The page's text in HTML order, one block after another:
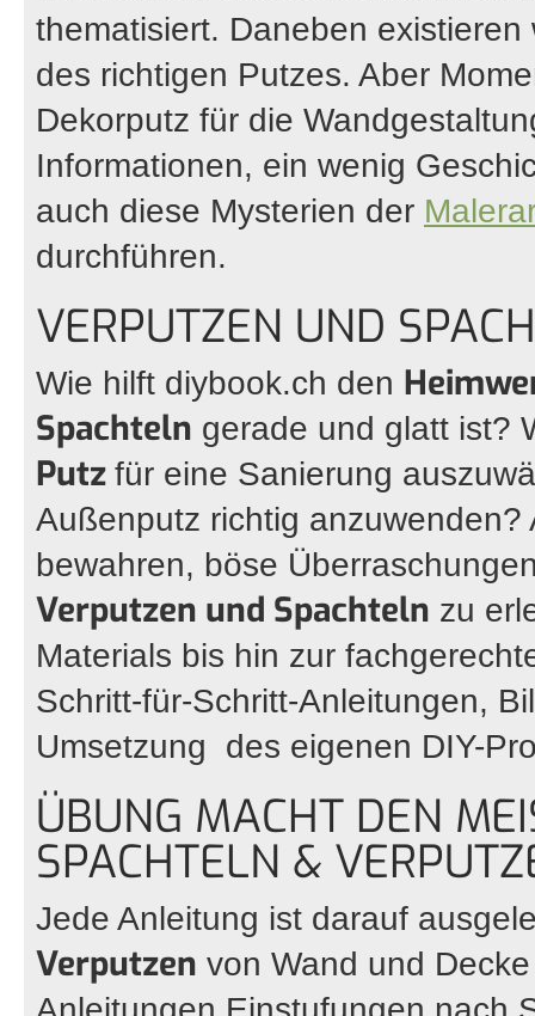
thematisiert. Daneben
des richtigen Putzes. Aber
Dekorputz für die
Informationen, ein wenig
auch diese Mysterien der
durchführen.
VERPUTZEN UND
Wie hilft diybook.ch den
Spachteln gerade und glatt ist?
Putz für eine Sanierung
Außenputz richtig
bewahren, böse
Verputzen und Spachteln zu
Materials bis hin zur
Schritt-für-Schritt-Anleitungen,
Umsetzung des eigenen DIY-
ÜBUNG MACHT DEN
SPACHTELN &
Jede Anleitung ist darauf
Verputzen von Wand und